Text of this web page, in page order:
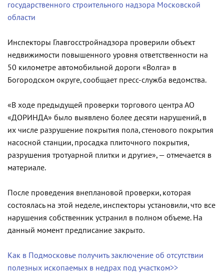
государственного строительного надзора Московской
области
Инспекторы Главгосстройнадзора проверили объект
недвижимости повышенного уровня ответственности на
50 километре автомобильной дороги «Волга» в
Богородском округе, сообщает пресс-служба ведомства.
«В ходе предыдущей проверки торгового центра АО
«ДОРИНДА» было выявлено более десяти нарушений, в
их числе разрушение покрытия пола, стенового покрытия
насосной станции, просадка плиточного покрытия,
разрушения тротуарной плитки и другие», — отмечается в
материале.
После проведения внеплановой проверки, которая
состоялась на этой неделе, инспекторы установили, что все
нарушения собственник устранил в полном объеме. На
данный момент предписание закрыто.
Как в Подмосковье получить заключение об отсутствии
полезных ископаемых в недрах под участком>>